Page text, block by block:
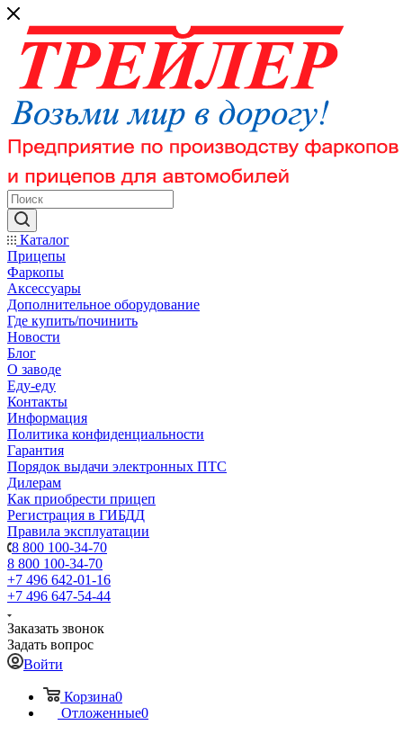
Каталог
Прицепы
Фаркопы
Аксессуары
Дополнительное оборудование
Где купить/починить
Новости
Блог
О заводе
Еду-еду
Контакты
Информация
Политика конфиденциальности
Гарантия
Порядок выдачи электронных ПТС
Дилерам
Как приобрести прицеп
Регистрация в ГИБДД
Правила эксплуатации
8 800 100-34-70
8 800 100-34-70
+7 496 642-01-16
+7 496 647-54-44
Заказать звонок
Задать вопрос
Войти
Корзина0
Отложенные0